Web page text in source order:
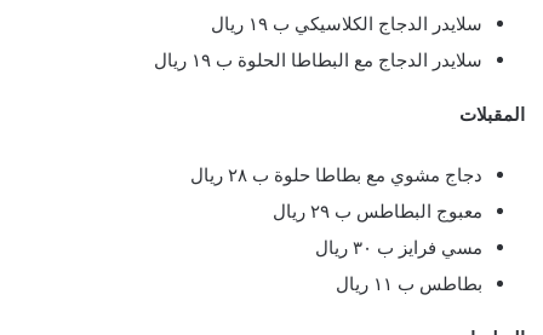
سلايدر الدجاج الكلاسيكي ب ١٩ ريال
سلايدر الدجاج مع البطاطا الحلوة ب ١٩ ريال
المقبلات
دجاج مشوي مع بطاطا حلوة ب ٢٨ ريال
معبوج البطاطس ب ٢٩ ريال
مسي فرايز ب ٣٠ ريال
بطاطس ب ١١ ريال